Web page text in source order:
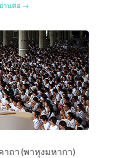
อ่านต่อ →
ถา (พาหุงมหากา)